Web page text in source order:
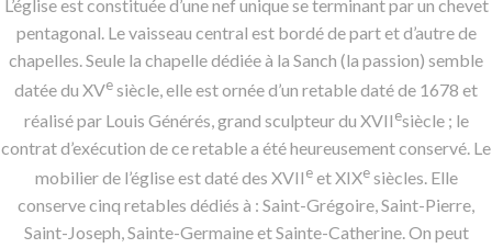
L’église est constituée d’une nef unique se terminant par un chevet
pentagonal. Le vaisseau central est bordé de part et d’autre de
chapelles. Seule la chapelle dédiée à la Sanch (la passion) semble
datée du XVesiècle, elle est ornée d’un retable daté de 1678 et
réalisé par Louis Générés, grand sculpteur du XVIIesiècle ; le
contrat d’exécution de ce retable a été heureusement conservé. Le
mobilier de l’église est daté des XVIIeet XIXesiècles. Elle
conserve cinq retables dédiés à : Saint-Grégoire, Saint-Pierre,
Saint-Joseph, Sainte-Germaine et Sainte-Catherine. On peut